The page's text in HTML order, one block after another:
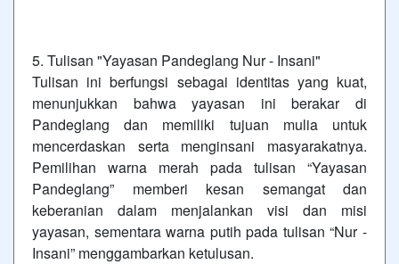
5. Tulisan "Yayasan Pandeglang Nur - Insani"
Tulisan ini berfungsi sebagai identitas yang kuat,
menunjukkan bahwa yayasan ini berakar di
Pandeglang dan memiliki tujuan mulia untuk
mencerdaskan serta menginsani masyarakatnya.
Pemilihan warna merah pada tulisan “Yayasan
Pandeglang” memberi kesan semangat dan
keberanian dalam menjalankan visi dan misi
yayasan, sementara warna putih pada tulisan “Nur -
Insani” menggambarkan ketulusan.